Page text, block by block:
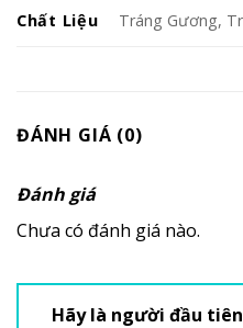
Chất Liệu Tráng Gương,
ĐÁNH GIÁ (0)
Đánh giá
Chưa có đánh giá nào.
Hãy là người đầu